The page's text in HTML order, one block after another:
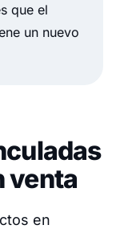
que el
un nuevo
venta
en